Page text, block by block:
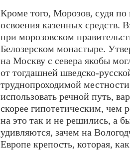
Кроме того, Морозов, судя
освоения казенных средств.
при морозовском
Белозерском монастыре.
на Москву с севера якобы
от тогдашней шведско-
труднопроходимой
использовать речной путь,
скорее гипотетическим,
на это так и не решились, а
удивляются, зачем на
Европе крепость, которая,